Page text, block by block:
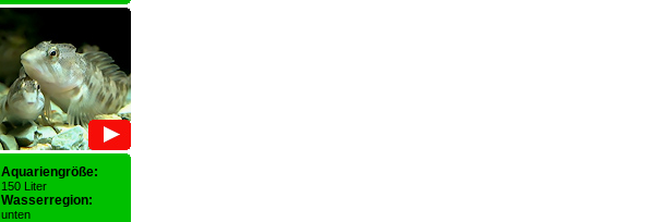
Aquariengröße:
150 Liter
Wasserregion:
unten